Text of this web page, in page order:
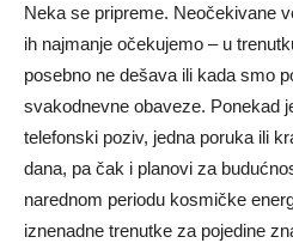
Neka se pripreme. Neočekivane
ih najmanje očekujemo – u
posebno ne dešava ili kada smo
svakodnevne obaveze. Ponekad
telefonski poziv, jedna poruka ili
dana, pa čak i planovi za
narednom periodu kosmičke
iznenadne trenutke za pojedine